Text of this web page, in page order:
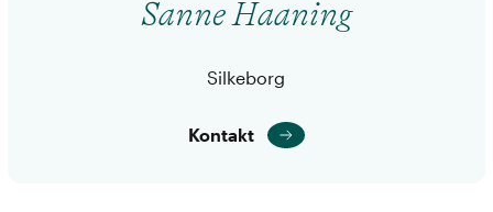
Sanne Haaning
Silkeborg
Kontakt